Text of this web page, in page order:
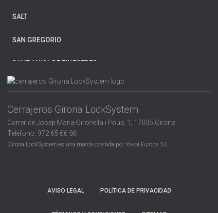
HOSTALRIC
L’ESCALA
LLAGOSTERA
LLORET DE MAR
SALT
SAN GREGORIO
SANT ANIOL DE FINESTRES
SANT FELIU DE GUÍXOLS
SANTA COLOMA DE FARNERS
SANTA PAU
Cerrajeros Girona LockSystem
Carrer de Josep Maria Gironella i Pous, 1, 17005 Girona
Teléfono: 972 65 66 86
Girona LockSystem es una marca operada por Yavoi Europa S.L.
AVISO LEGAL POLÍTICA DE PRIVACIDAD